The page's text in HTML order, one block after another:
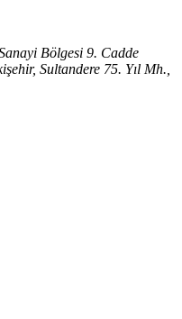
Bölgesi 9. Cadde
Sultandere 75. Yıl Mh.,